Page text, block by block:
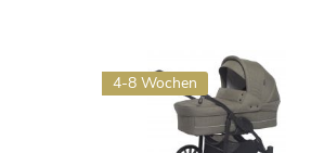
4-8 Wochen